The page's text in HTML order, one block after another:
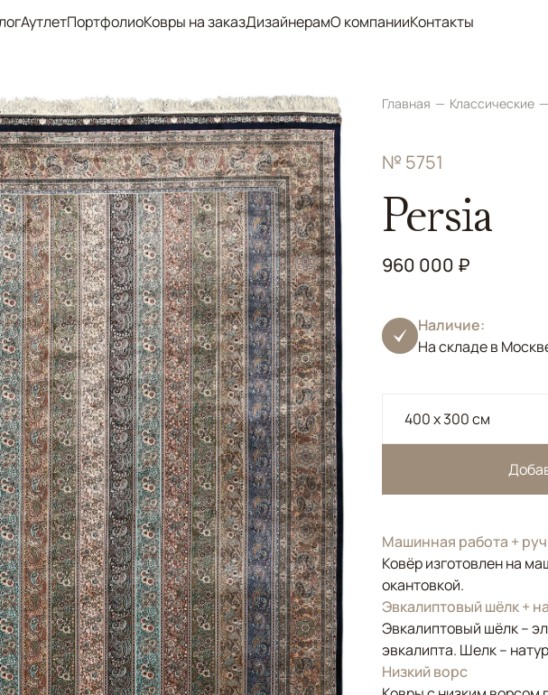
АутлетПортфолиоКовры на заказДизайнерамО компанииКонтакты
Главная Классические
№ 5751
Persia
960 000 ₽
Наличие:
На складе в
400 x 300 см
Машинная работа +
Ковёр изготовлен на
окантовкой.
Эвкалиптовый шёлк +
Эвкалиптовый шёлк –
эвкалипта. Шелк –
Низкий ворс